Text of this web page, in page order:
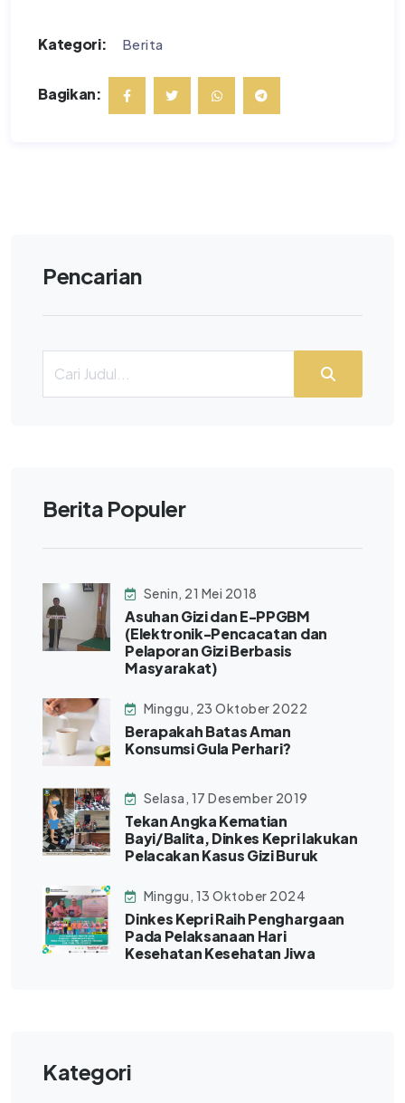
Kategori: Berita
Bagikan:
Pencarian
Berita Populer
Senin, 21 Mei 2018
Asuhan Gizi dan E-PPGBM
(Elektronik-Pencacatan dan
Pelaporan Gizi Berbasis
Masyarakat)
Minggu, 23 Oktober 2022
Berapakah Batas Aman
Konsumsi Gula Perhari?
Selasa, 17 Desember 2019
Tekan Angka Kematian
Bayi/Balita, Dinkes Kepri lakukan
Pelacakan Kasus Gizi Buruk
Minggu, 13 Oktober 2024
Dinkes Kepri Raih Penghargaan
Pada Pelaksanaan Hari
Kesehatan Kesehatan Jiwa
Kategori